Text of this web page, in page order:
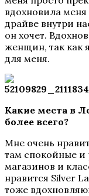
вдохновила меня
драйве внутри
он хочет.
женщин, так как
для меня.
Какие места в
более всего?
Мне очень
там спокойные и
магазинов и
нравится Silver
тоже